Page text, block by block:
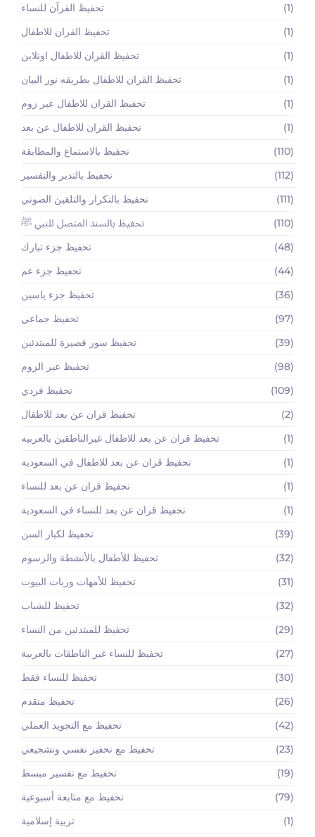
تحفيظ القرآن للنساء
(1)
تحفيظ القران للاطفال
(1)
تحفيظ القران للاطفال اونلاين
(1)
تحفيظ القران للاطفال بطريقه نور البيان
(1)
تحفيظ القران للاطفال عبر زوم
(1)
تحفيظ القران للاطفال عن بعد
(1)
تحفيظ بالاستماع والمطابقة
(110)
تحفيظ بالتدبر والتفسير
(112)
تحفيظ بالتكرار والتلقين الصوتي
(111)
تحفيظ بالسند المتصل للنبي ﷺ
(110)
تحفيظ جزء تبارك
(48)
تحفيظ جزء عم
(44)
تحفيظ جزء ياسين
(36)
تحفيظ جماعي
(97)
تحفيظ سور قصيرة للمبتدئين
(39)
تحفيظ عبر الزوم
(98)
تحفيظ فردي
(109)
تحفيظ قران عن بعد للاطفال
(2)
تحفيظ قران عن بعد للاطفال غيرالناطقين بالعربيه
(1)
تحفيظ قران عن بعد للاطفال في السعودية
(1)
تحفيظ قران عن بعد للنساء
(1)
تحفيظ قران عن بعد للنساء في السعودية
(1)
تحفيظ لكبار السن
(39)
تحفيظ للأطفال بالأنشطة والرسوم
(32)
تحفيظ للأمهات وربات البيوت
(31)
تحفيظ للشباب
(32)
تحفيظ للمبتدئين من النساء
(29)
تحفيظ للنساء غير الناطقات بالعربية
(27)
تحفيظ للنساء فقط
(30)
تحفيظ متقدم
(26)
تحفيظ مع التجويد العملي
(42)
تحفيظ مع تحفيز نفسي وتشجيعي
(23)
تحفيظ مع تفسير مبسط
(19)
تحفيظ مع متابعة أسبوعية
(79)
تربية إسلامية
(1)